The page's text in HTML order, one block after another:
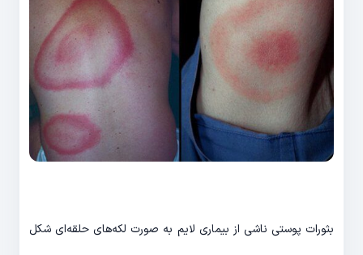
بثورات پوستی ناشی از بیماری لایم به صورت لکه‌های حلقه‌ای شکل